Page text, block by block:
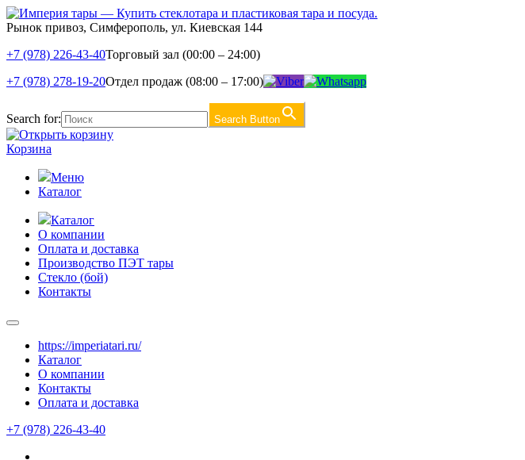
Рынок привоз, Симферополь, ул. Киевская 144
+7 (978) 226-43-40Торговый зал (00:00 – 24:00)
+7 (978) 278-19-20Отдел продаж (08:00 – 17:00)
Search for: Search Button
Корзина
Меню
Каталог
Каталог
О компании
Оплата и доставка
Производство ПЭТ тары
Стекло (бой)
Контакты
https://imperiatari.ru/
Каталог
О компании
Контакты
Оплата и доставка
+7 (978) 226-43-40